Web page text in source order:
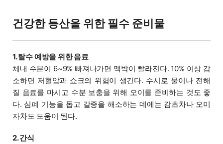
건강한 등산을 위한 필수 준비물
1. 탈수 예방을 위한 음료
체내 수분이 6~9% 빠져나가면 맥박이 빨라진다. 10% 이상 감
소하면 저혈압과 쇼크의 위험이 생긴다. 수시로 물이나 전해
질 음료를 마시고 수분 보충을 위해 오이를 준비하는 것도 좋
다. 심폐 기능을 돕고 갈증을 해소하는 데에는 감초차나 오미
자차도 도움이 된다.
2. 간식